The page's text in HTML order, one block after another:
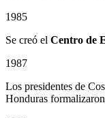
1985
Se creó el Centro de
1987
Los presidentes de
Honduras